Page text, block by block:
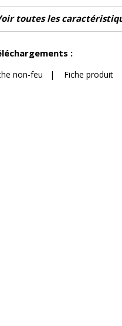
Martindale
g/m²
d'origine Outdoor
toutes les
:
non-feu | Fiche produit